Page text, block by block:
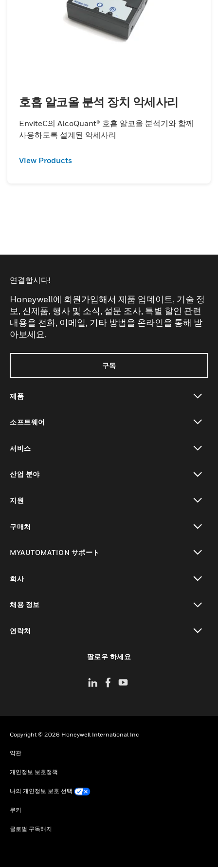
호흡 알코올 분석 장치 악세사리
EnviteC의 AlcoQuant® 호흡 알코올 분석기와 함께
사용하도록 설계된 악세사리
View Products
연결합시다!
Honeywell에 회원가입해서 제품 업데이트, 기술 정
보, 신제품, 행사 및 소식, 설문 조사, 특별 할인 관련
내용을 전화, 이메일, 기타 방법을 온라인을 통해 받
아보세요.
구독
제품
소프트웨어
서비스
산업 분야
지원
구매처
MYAUTOMATION サポート
회사
채용 정보
연락처
팔로우 하세요
Copyright © 2026 Honeywell International Inc
약관
개인정보 보호정책
나의 개인정보 보호 선택
쿠키
글로벌 구독해지